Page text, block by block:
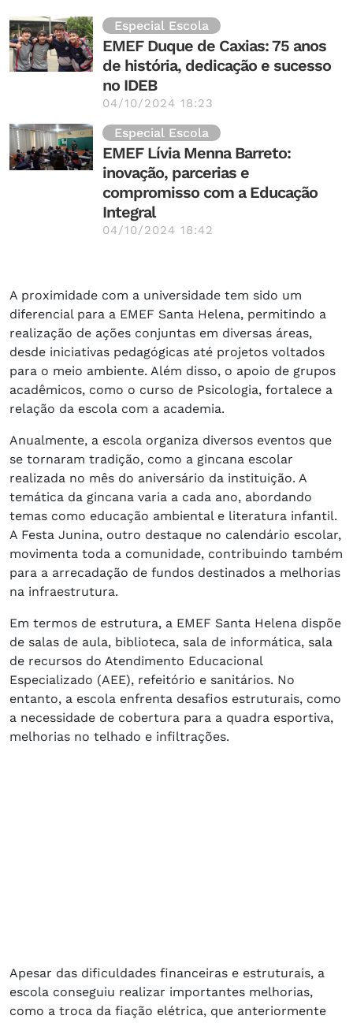
Especial Escola
EMEF Duque de Caxias: 75 anos
de história, dedicação e sucesso
no IDEB
04/10/2024 18:23
Especial Escola
EMEF Lívia Menna Barreto:
inovação, parcerias e
compromisso com a Educação
Integral
04/10/2024 18:42
A proximidade com a universidade tem sido um
diferencial para a EMEF Santa Helena, permitindo a
realização de ações conjuntas em diversas áreas,
desde iniciativas pedagógicas até projetos voltados
para o meio ambiente. Além disso, o apoio de grupos
acadêmicos, como o curso de Psicologia, fortalece a
relação da escola com a academia.
Anualmente, a escola organiza diversos eventos que
se tornaram tradição, como a gincana escolar
realizada no mês do aniversário da instituição. A
temática da gincana varia a cada ano, abordando
temas como educação ambiental e literatura infantil.
A Festa Junina, outro destaque no calendário escolar,
movimenta toda a comunidade, contribuindo também
para a arrecadação de fundos destinados a melhorias
na infraestrutura.
Em termos de estrutura, a EMEF Santa Helena dispõe
de salas de aula, biblioteca, sala de informática, sala
de recursos do Atendimento Educacional
Especializado (AEE), refeitório e sanitários. No
entanto, a escola enfrenta desafios estruturais, como
a necessidade de cobertura para a quadra esportiva,
melhorias no telhado e infiltrações.
Apesar das dificuldades financeiras e estruturais, a
escola conseguiu realizar importantes melhorias,
como a troca da fiação elétrica, que anteriormente